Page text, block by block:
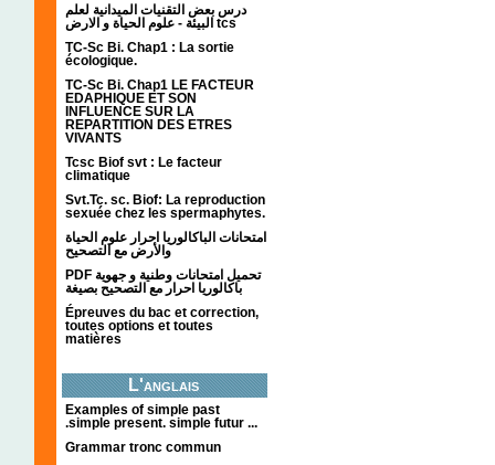
درس بعض التقنيات الميدانية لعلم
البيئة - علوم الحياة و الارض tcs
TC-Sc Bi. Chap1 : La sortie
écologique.
TC-Sc Bi. Chap1 LE FACTEUR
EDAPHIQUE ET SON
INFLUENCE SUR LA
REPARTITION DES ETRES
VIVANTS
Tcsc Biof svt : Le facteur
climatique
Svt.Tc. sc. Biof: La reproduction
sexuée chez les spermaphytes.
امتحانات الباكالوريا احرار علوم الحياة
والأرض مع التصحيح
PDF تحميل امتحانات وطنية و جهوية
باكالوريا احرار مع التصحيح بصيغة
Épreuves du bac et correction,
toutes options et toutes
matières
L'anglais
Examples of simple past
.simple present. simple futur ...
Grammar tronc commun